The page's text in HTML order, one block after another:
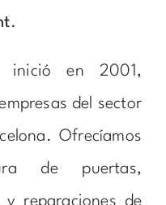
.
inició en 2001,
del sector
Ofrecíamos
de puertas,